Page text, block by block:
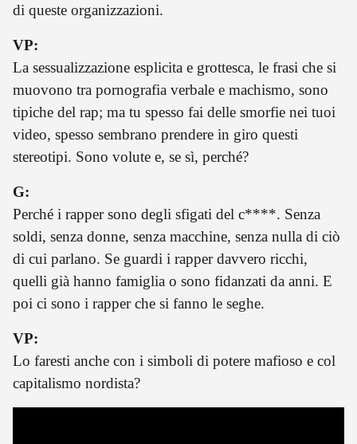
di queste organizzazioni.
VP:
La sessualizzazione esplicita e grottesca, le frasi che si
muovono tra pornografia verbale e machismo, sono
tipiche del rap; ma tu spesso fai delle smorfie nei tuoi
video, spesso sembrano prendere in giro questi
stereotipi. Sono volute e, se sì, perché?
G:
Perché i rapper sono degli sfigati del c****. Senza
soldi, senza donne, senza macchine, senza nulla di ciò
di cui parlano. Se guardi i rapper davvero ricchi,
quelli già hanno famiglia o sono fidanzati da anni. E
poi ci sono i rapper che si fanno le seghe.
VP:
Lo faresti anche con i simboli di potere mafioso e col
capitalismo nordista?